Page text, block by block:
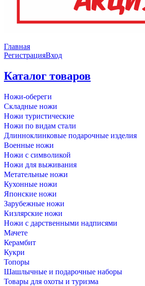
Главная
РегистрацияВход
Каталог товаров
Ножи-обереги
Складные ножи
Ножи туристические
Ножи по видам стали
Длинноклинковые подарочные изделия
Военные ножи
Ножи с символикой
Ножи для выживания
Метательные ножи
Кухонные ножи
Японские ножи
Зарубежные ножи
Кизлярские ножи
Ножи с дарственными надписями
Мачете
Керамбит
Кукри
Топоры
Шашлычные и подарочные наборы
Товары для охоты и туризма